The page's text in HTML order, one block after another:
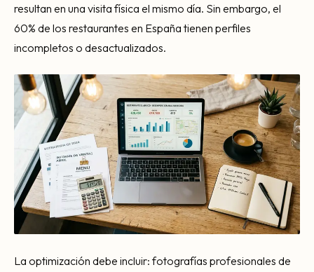
resultan en una visita física el mismo día. Sin embargo, el
60% de los restaurantes en España tienen perfiles
incompletos o desactualizados.
La optimización debe incluir: fotografías profesionales de